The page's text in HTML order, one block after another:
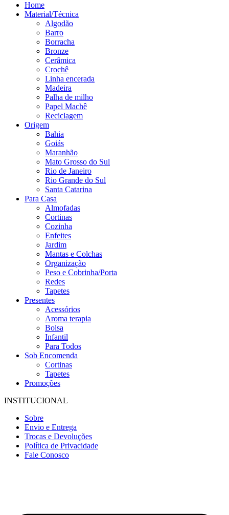
Home
Material/Técnica
Algodão
Barro
Borracha
Bronze
Cerâmica
Crochê
Linha encerada
Madeira
Palha de milho
Papel Machê
Reciclagem
Origem
Bahia
Goiás
Maranhão
Mato Grosso do Sul
Rio de Janeiro
Rio Grande do Sul
Santa Catarina
Para Casa
Almofadas
Cortinas
Cozinha
Enfeites
Jardim
Mantas e Colchas
Organização
Peso e Cobrinha/Porta
Redes
Tapetes
Presentes
Acessórios
Aroma terapia
Bolsa
Infantil
Para Todos
Sob Encomenda
Cortinas
Tapetes
Promoções
INSTITUCIONAL
Sobre
Envio e Entrega
Trocas e Devoluções
Política de Privacidade
Fale Conosco